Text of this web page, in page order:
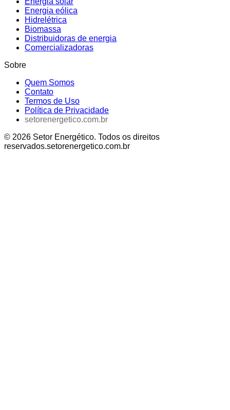
Energia eólica
Hidrelétrica
Biomassa
Distribuidoras de energia
Comercializadoras
Sobre
Quem Somos
Contato
Termos de Uso
Política de Privacidade
setorenergetico.com.br
© 2026 Setor Energético. Todos os direitos
reservados.setorenergetico.com.br